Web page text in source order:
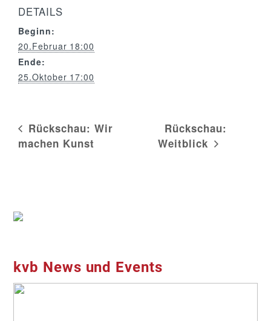
DETAILS
Beginn:
20.Februar 18:00
Ende:
25.Oktober 17:00
Rückschau: Wir
machen Kunst
Rückschau:
Weitblick
kvb News und Events